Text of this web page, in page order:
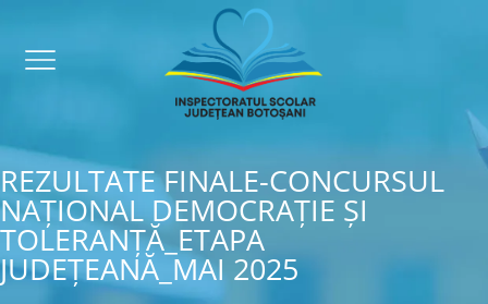
REZULTATE FINALE-CONCURSUL
NAȚIONAL DEMOCRAȚIE ȘI
TOLERANȚĂ_ETAPA
JUDEȚEANĂ_MAI 2025